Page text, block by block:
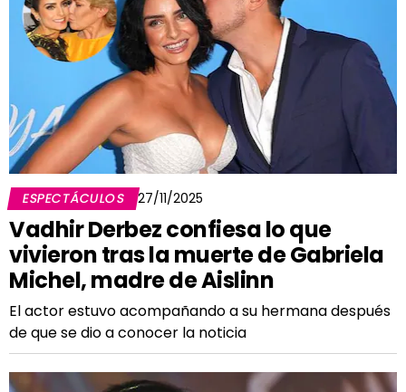
ESPECTÁCULOS 27/11/2025
Vadhir Derbez confiesa lo que
vivieron tras la muerte de Gabriela
Michel, madre de Aislinn
El actor estuvo acompañando a su hermana después
de que se dio a conocer la noticia